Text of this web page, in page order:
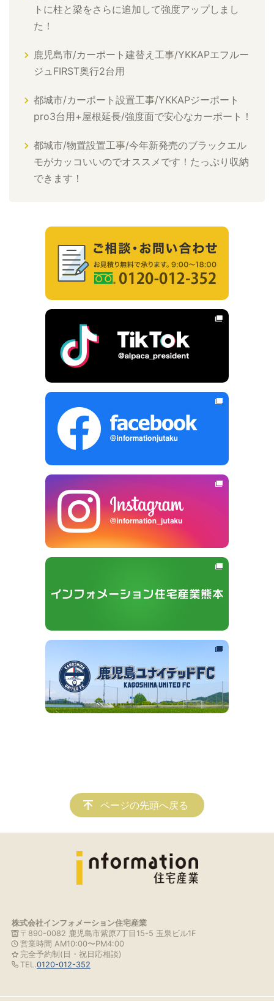
トに柱と梁をさらに追加して強度アップしまし
た！
鹿児島市/カーポート建替え工事/YKKAPエフルー
ジュFIRST奥行2台用
都城市/カーポート設置工事/YKKAPジーポート
pro3台用+屋根延長/強度面で安心なカーポート！
都城市/物置設置工事/今年新発売のブラックエル
モがカッコいいのでオススメです！たっぷり収納
できます！
ページの先頭へ戻る
株式会社インフォメーション住宅産業
〒890-0082 鹿児島市紫原7丁目15-5 玉泉ビル1F
営業時間 AM10:00〜PM4:00
完全予約制(日・祝日応相談)
TEL.0120-012-352